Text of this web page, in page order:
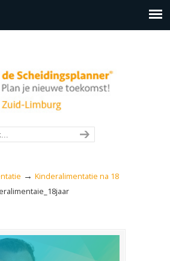
→ Kinderalimentatie na 18